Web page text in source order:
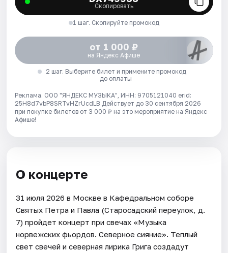
Скопировать
1 шаг. Скопируйте промокод
от 1 000 ₽
на Яндекс Афише
2 шаг. Выберите билет и примените промокод
до оплаты
Реклама. ООО "ЯНДЕКС МУЗЫКА", ИНН: 9705121040 erid:
25H8d7vbP8SRTvHZrUcdLB Действует до 30 сентября 2026
при покупке билетов от 3 000 ₽ на это мероприятие на Яндекс
Афише!
О концерте
31 июля 2026 в Москве в Кафедральном соборе
Святых Петра и Павла (Старосадский переулок, д.
7) пройдет концерт при свечах «Музыка
норвежских фьордов. Северное сияние». Теплый
свет свечей и северная лирика Грига создадут